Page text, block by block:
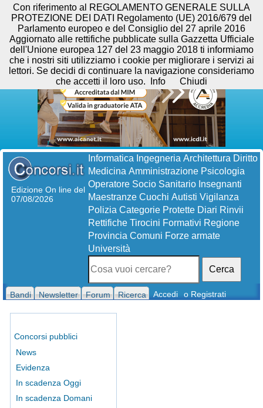
Edizione On line del
07/08/2026
Informatica Ingegneria Architettura Diritto
Medicina Amministrazione Psicologia
Operatore Socio Sanitario Insegnanti
Maestranze Cuochi Autisti Vigilanza
Polizia Categorie Protette Diari Rinvii
Rettifiche Tirocini Formativi Regione
Provincia Comuni Forze armate
Università
Cerca
Bandi Newsletter Forum Ricerca Accedi o Registrati
Concorsi pubblici
News
Evidenza
In scadenza Oggi
In scadenza Domani
Con riferimento al REGOLAMENTO GENERALE SULLA
PROTEZIONE DEI DATI Regolamento (UE) 2016/679 del
Parlamento europeo e del Consiglio del 27 aprile 2016
Aggiornato alle rettifiche pubblicate sulla Gazzetta Ufficiale
dell'Unione europea 127 del 23 maggio 2018 ti informiamo
che i nostri siti utilizziamo i cookie per migliorare i servizi ai
lettori. Se decidi di continuare la navigazione consideriamo
che accetti il loro uso.
Info Chiudi